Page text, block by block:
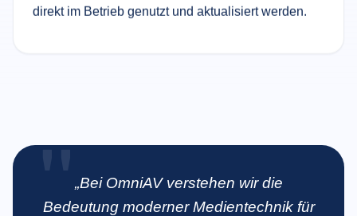
direkt im Betrieb genutzt und aktualisiert werden.
„Bei OmniAV verstehen wir die
Bedeutung moderner Medientechnik für